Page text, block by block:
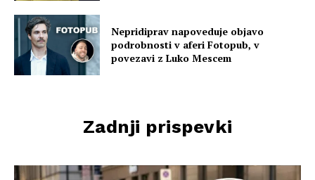
Nepridiprav napoveduje objavo
podrobnosti v aferi Fotopub, v
povezavi z Luko Mescem
Zadnji prispevki